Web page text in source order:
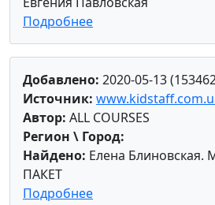
Подробнее
Добавлено: 2020-05-13
Источник:
Автор: ALL COURSES
Регион \ Город:
Найдено: Елена
ПАКЕТ
Подробнее